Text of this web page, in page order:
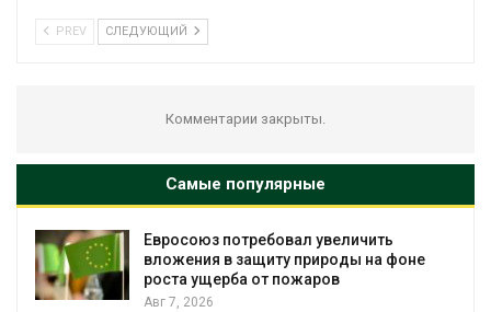
PREV СЛЕДУЮЩИЙ
Комментарии закрыты.
Самые популярные
Евросоюз потребовал увеличить
вложения в защиту природы на фоне
роста ущерба от пожаров
Авг 7, 2026